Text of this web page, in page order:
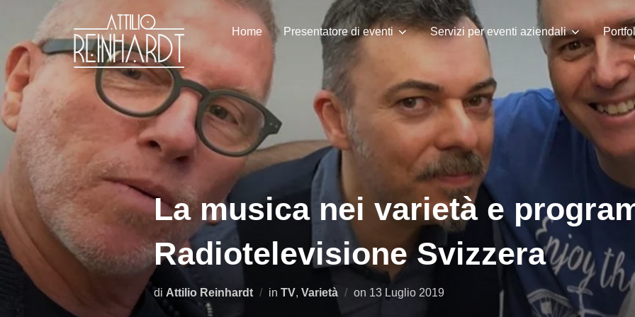
contenuto
Home Presentatore di eventi Servizi per eventi aziendali
La musica nei varietà e
Radiotelevisione Svizzera
di Attilio Reinhardt in TV, Varietà on Pubblicato
13 Luglio 2019